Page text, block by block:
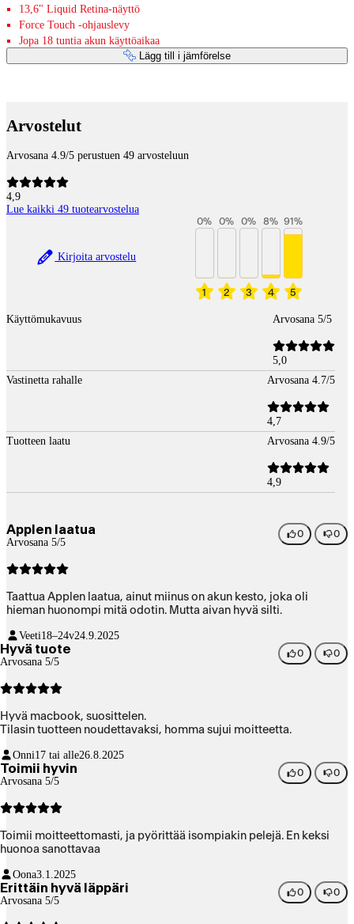
13,6" Liquid Retina-näyttö
Force Touch -ohjauslevy
Jopa 18 tuntia akun käyttöaikaa
Lägg till i jämförelse
Arvostelut
Arvosana 4.9/5 perustuen 49 arvosteluun
4,9
Lue kaikki 49 tuotearvostelua
Kirjoita arvostelu
1
0%
2
0%
3
0%
4
8%
5
91%
Käyttömukavuus Arvosana 5/5
5,0
Vastinetta rahalle
Arvosana 4.7/5
4,7
Tuotteen laatu
Arvosana 4.9/5
4,9
Applen laatua
Arvosana 5/5
0 0
Taattua Applen laatua, ainut miinus on akun kesto, joka oli
hieman huonompi mitä odotin. Mutta aivan hyvä silti.
Veeti18–24v24.9.2025
Hyvä tuote
Arvosana 5/5
0 0
Hyvä macbook, suosittelen.
Tilasin tuotteen noudettavaksi, homma sujui moitteetta.
Onni17 tai alle26.8.2025
Toimii hyvin
Arvosana 5/5
0 0
Toimii moitteettomasti, ja pyörittää isompiakin pelejä. En keksi
huonoa sanottavaa
Oona3.1.2025
Erittäin hyvä läppäri
Arvosana 5/5
0 0